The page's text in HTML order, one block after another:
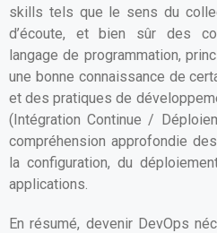
skills tels que le sens du
d’écoute, et bien sûr des
langage de programmation,
une bonne connaissance de
et des pratiques de
(Intégration Continue /
compréhension approfondie
la configuration, du
applications.
En résumé, devenir DevOps